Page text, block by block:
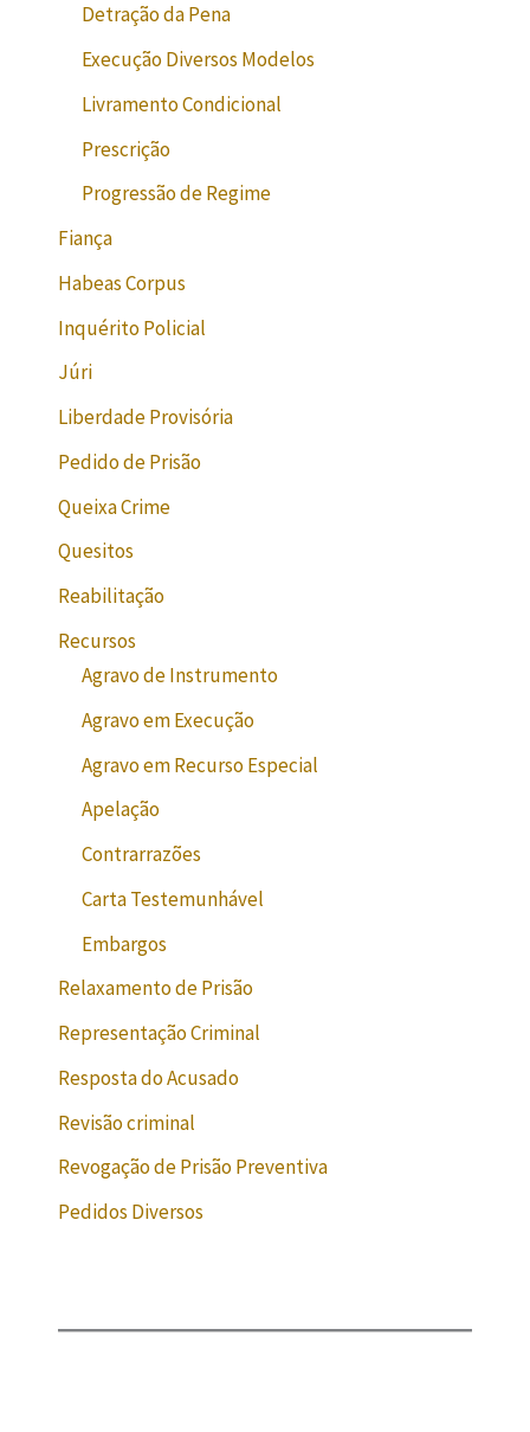
Detração da Pena
Execução Diversos Modelos
Livramento Condicional
Prescrição
Progressão de Regime
Fiança
Habeas Corpus
Inquérito Policial
Júri
Liberdade Provisória
Pedido de Prisão
Queixa Crime
Quesitos
Reabilitação
Recursos
Agravo de Instrumento
Agravo em Execução
Agravo em Recurso Especial
Apelação
Contrarrazões
Carta Testemunhável
Embargos
Relaxamento de Prisão
Representação Criminal
Resposta do Acusado
Revisão criminal
Revogação de Prisão Preventiva
Pedidos Diversos